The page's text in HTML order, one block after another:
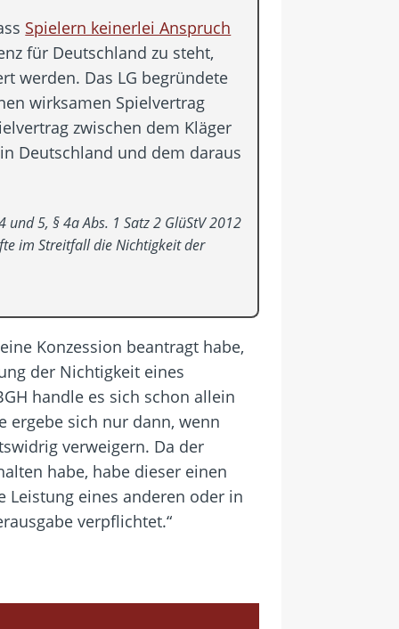
Spielern keinerlei Anspruch
für Deutschland zu steht,
werden. Das LG begründete
wirksamen Spielvertrag
zwischen dem Kläger
Deutschland und dem daraus
5, § 4a Abs. 1 Satz 2 GlüStV 2012
im Streitfall die Nichtigkeit der
Konzession beantragt habe,
der Nichtigkeit eines
handle es sich schon allein
ergebe sich nur dann, wenn
verweigern. Da der
habe, habe dieser einen
Leistung eines anderen oder in
verpflichtet.“